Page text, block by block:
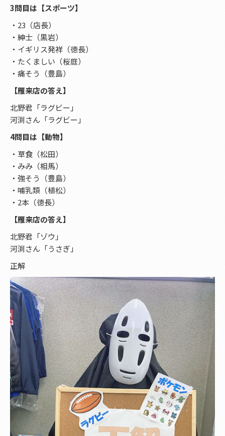
3問目は【スポーツ】
・23（店長）
・紳士（黒岩）
・イギリス発祥（徳長）
・たくましい（桜庭）
・痛そう（豊島）
【雁来店の答え】
北野君「ラグビー」
河渕さん「ラグビー」
4問目は【動物】
・草食（松田）
・みみ（相馬）
・強そう（豊島）
・哺乳類（植松）
・2本（徳長）
【雁来店の答え】
北野君「ゾウ」
河渕さん「うさぎ」
正解